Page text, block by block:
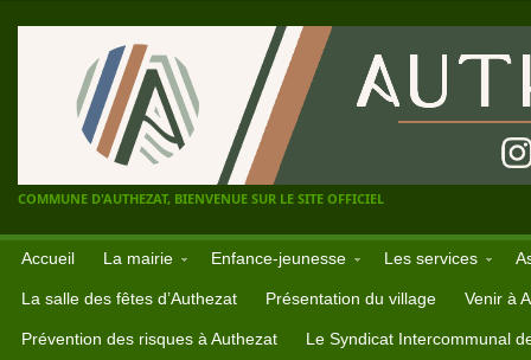
COMMUNE D'AUTHEZAT, BIENVENUE SUR LE SITE OFFICIEL
Accueil La mairie Enfance-jeunesse Les services
La salle des fêtes d’Authezat Présentation du village Venir à
Prévention des risques à Authezat Le Syndicat Intercommunal